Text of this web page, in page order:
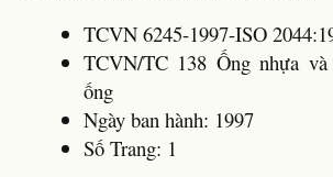
TCVN 6245-1997-ISO
TCVN/TC 138 Ống nhựa
ống
Ngày ban hành: 1997
Số Trang: 1